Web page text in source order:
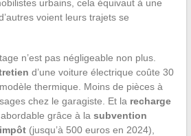
urbains, cela équivaut à une
voient leurs trajets se
n’est pas négligeable non plus.
d’une voiture électrique coûte 30
thermique. Moins de pièces à
chez le garagiste. Et la recharge
grâce à la subvention
(jusqu’à 500 euros en 2024),